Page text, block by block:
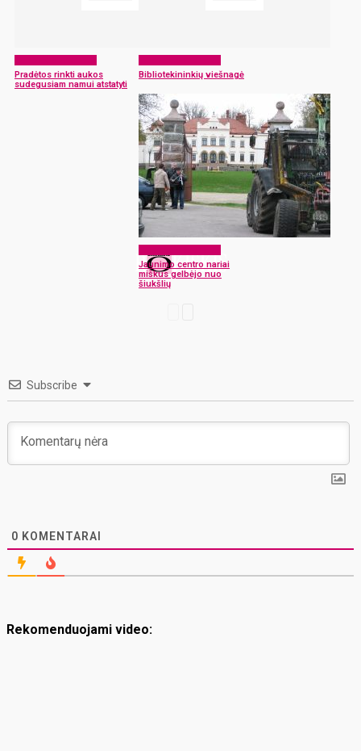
Pradėtos rinkti aukos
sudegusiam namui atstatyti
Bibliotekininkių viešnagė
Jaunimo centro nariai
miškus gelbėjo nuo
šiukšlių
Subscribe
0 KOMENTARAI
Rekomenduojami video: